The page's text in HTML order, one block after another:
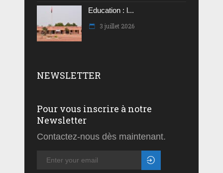
Education : l...
3 juillet 2026
NEWSLETTER
Pour vous inscrire à notre
Newsletter
Contactez-nous dès maintenant.